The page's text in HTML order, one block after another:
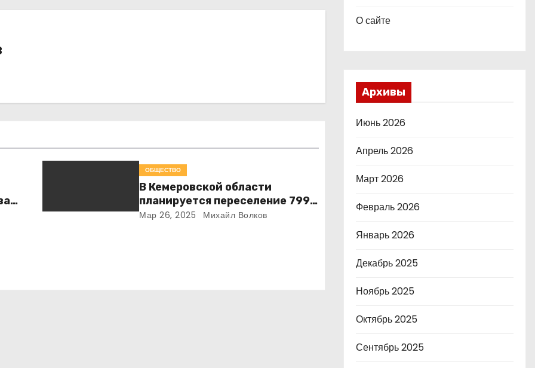
ОБЩЕСТВО
В Кемеровской области
планируется переселение 799
семей с подработанных
Мар 26, 2025 Михайл Волков
О сайте
Архивы
Июнь 2026
Апрель 2026
Март 2026
Февраль 2026
Январь 2026
Декабрь 2025
Ноябрь 2025
Октябрь 2025
Сентябрь 2025